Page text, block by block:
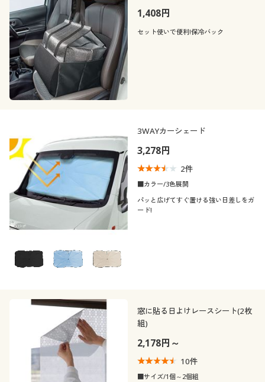
1,408円
セット使いで便利!保冷バック
3WAYカーシェード
3,278円
2件
■カラー/3色展開
パッと広げてすぐ置ける強い日差しをガ
ード!
窓に貼る日よけレースシート(2枚
組)
2,178円～
10件
■サイズ/1個～2個組